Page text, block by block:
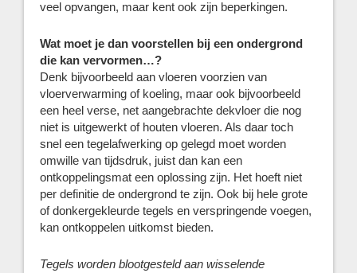
veel opvangen, maar kent ook zijn beperkingen.
Wat moet je dan voorstellen bij een ondergrond
die kan vervormen…?
Denk bijvoorbeeld aan vloeren voorzien van
vloerverwarming of koeling, maar ook bijvoorbeeld
een heel verse, net aangebrachte dekvloer die nog
niet is uitgewerkt of houten vloeren. Als daar toch
snel een tegelafwerking op gelegd moet worden
omwille van tijdsdruk, juist dan kan een
ontkoppelingsmat een oplossing zijn. Het hoeft niet
per definitie de ondergrond te zijn. Ook bij hele grote
of donkergekleurde tegels en verspringende voegen,
kan ontkoppelen uitkomst bieden.
Tegels worden blootgesteld aan wisselende